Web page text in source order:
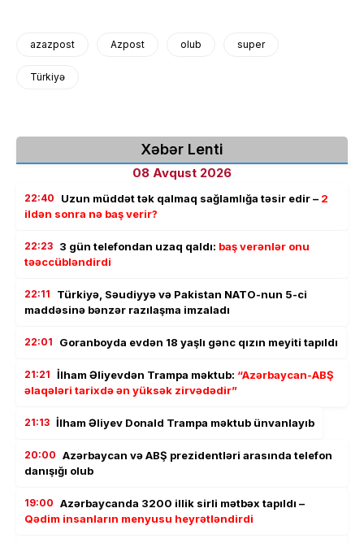
azazpost Azpost olub super
Türkiyə
Xəbər Lenti
08 Avqust 2026
22:40 Uzun müddət tək qalmaq sağlamlığa təsir edir – 2
ildən sonra nə baş verir?
22:23 3 gün telefondan uzaq qaldı: baş verənlər onu
təəccübləndirdi
22:11
Türkiyə, Səudiyyə və Pakistan NATO-nun 5-ci
maddəsinə bənzər razılaşma imzaladı
22:01 Goranboyda evdən 18 yaşlı gənc qızın meyiti tapıldı
21:21 İlham Əliyevdən Trampa məktub: “Azərbaycan-ABŞ
əlaqələri tarixdə ən yüksək zirvədədir”
21:13 İlham Əliyev Donald Trampa məktub ünvanlayıb
20:00 Azərbaycan və ABŞ prezidentləri arasında telefon
danışığı olub
19:00 Azərbaycanda 3200 illik sirli mətbəx tapıldı –
Qədim insanların menyusu heyrətləndirdi